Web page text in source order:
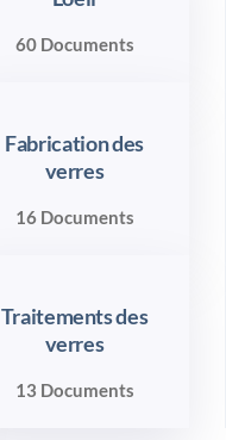
60 Documents
Fabrication des
verres
16 Documents
Traitements des
verres
13 Documents